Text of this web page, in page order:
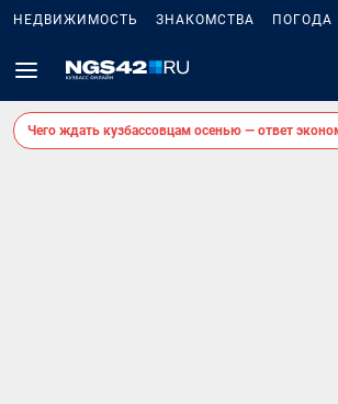
НЕДВИЖИМОСТЬ ЗНАКОМСТВА ПОГОДА
Чего ждать кузбассовцам осенью — ответ